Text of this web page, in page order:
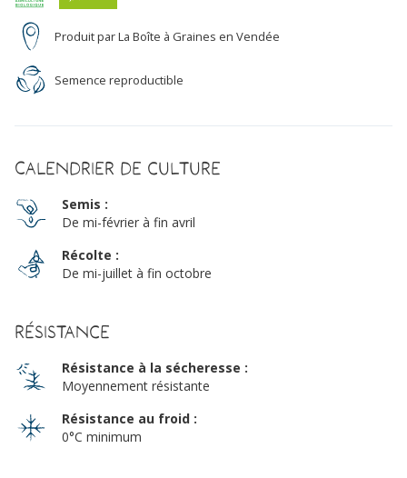
Produit par La Boîte à Graines en Vendée
Semence reproductible
Calendrier de culture
Semis :
De mi-février à fin avril
Récolte :
De mi-juillet à fin octobre
Résistance
Résistance à la sécheresse :
Moyennement résistante
Résistance au froid :
0°C minimum